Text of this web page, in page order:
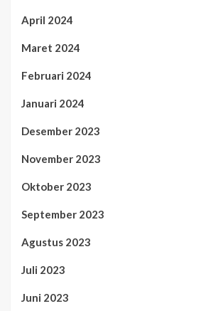
April 2024
Maret 2024
Februari 2024
Januari 2024
Desember 2023
November 2023
Oktober 2023
September 2023
Agustus 2023
Juli 2023
Juni 2023